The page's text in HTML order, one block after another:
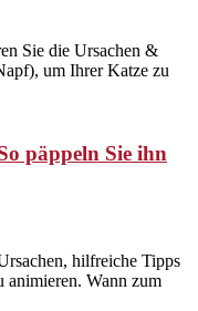
Sie die Ursachen &
um Ihrer Katze zu
päppeln Sie ihn
hilfreiche Tipps
animieren. Wann zum